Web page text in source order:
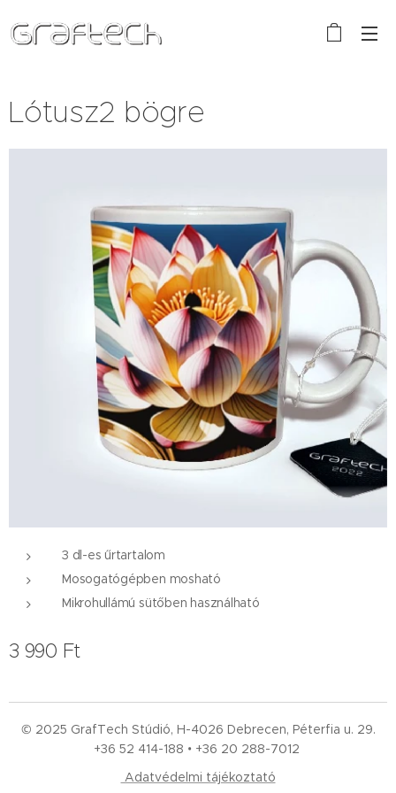
Lótusz2 bögre
3 dl-es űrtartalom
Mosogatógépben mosható
Mikrohullámú sütőben használható
3 990 Ft
© 2025 GrafTech Stúdió, H-4026 Debrecen, Péterfia u. 29.
+36 52 414-188 • +36 20 288-7012
Adatvédelmi tájékoztató